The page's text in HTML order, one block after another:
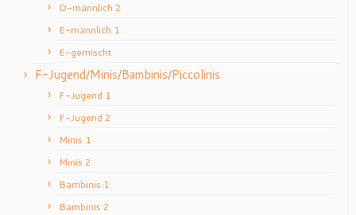
D-männlich 2
E-männlich 1
E-gemischt
F-Jugend/Minis/Bambinis/Piccolinis
F-Jugend 1
F-Jugend 2
Minis 1
Minis 2
Bambinis 1
Bambinis 2